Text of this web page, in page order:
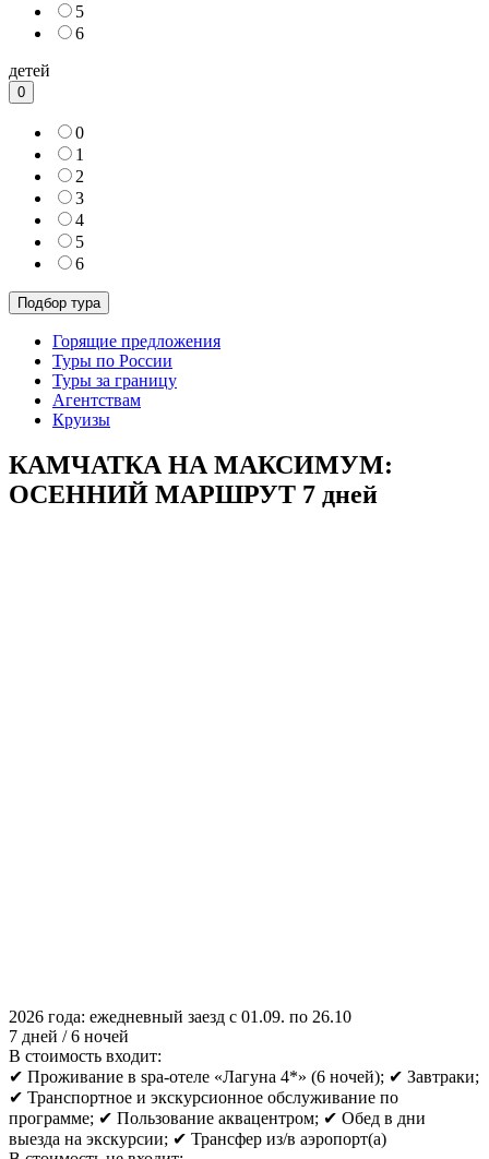
5
6
детей
0
0
1
2
3
4
5
6
Горящие предложения
Туры по России
Туры за границу
Агентствам
Круизы
КАМЧАТКА НА МАКСИМУМ:
ОСЕННИЙ МАРШРУТ 7 дней
2026 года: ежедневный заезд с 01.09. по 26.10
7 дней / 6 ночей
В стоимость входит:
✔ Проживание в spa-отеле «Лагуна 4*» (6 ночей); ✔ Завтраки;
✔ Транспортное и экскурсионное обслуживание по
программе; ✔ Пользование аквацентром; ✔ Обед в дни
выезда на экскурсии; ✔ Трансфер из/в аэропорт(а)